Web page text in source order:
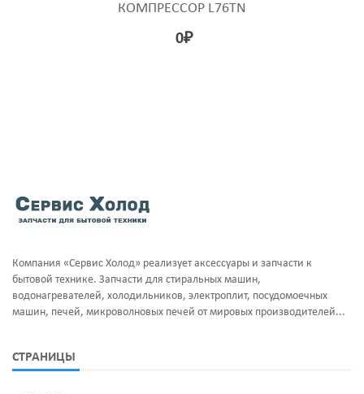
КОМПРЕССОР L76TN
0₽
Компания «Сервис Холод» реализует аксессуары и запчасти к
бытовой технике. Запчасти для стиральных машин,
водонагревателей, холодильников, электроплит, посудомоечных
машин, печей, микроволновых печей от мировых производителей...
СТРАНИЦЫ